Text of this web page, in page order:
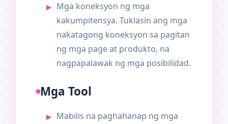
Mga koneksyon ng mga
kakumpitensya. Tuklasin ang mga
nakatagong koneksyon sa pagitan
ng mga page at produkto, na
nagpapalawak ng mga posibilidad.
Mga Tool
Mabilis na paghahanap ng mga